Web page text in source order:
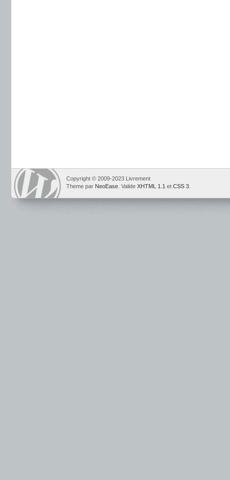
Copyright © 2009-2023 Livrement
Theme par NeoEase . Valide XHTML 1.1 et CSS 3